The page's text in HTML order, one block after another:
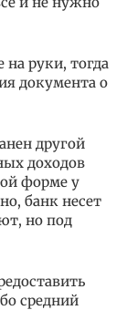
руки, тогда
документа о
другой
доходов
форме у
банк несет
но под
средний